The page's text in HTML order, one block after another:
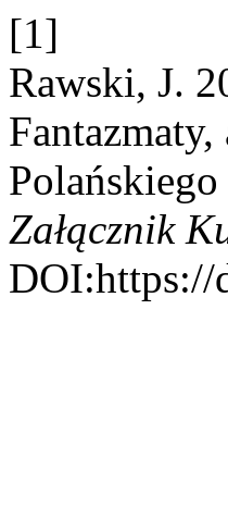
[1]
Rawski, J.
Załącznik
DOI:https://